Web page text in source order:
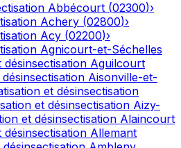
Abbécourt (02300)›
Achery (02800)›
Acy (02200)›
Agnicourt-et-Séchelles
désinsectisation Aguilcourt
Aisonville-et-
et désinsectisation
et désinsectisation Aizy-
et désinsectisation Alaincourt
désinsectisation Allemant